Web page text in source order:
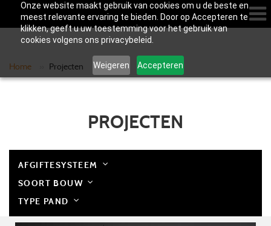
Onze website maakt gebruik van cookies om u de beste en
meest relevante ervaring te bieden. Door op Accepteren te
klikken, geeft u uw toestemming voor het gebruik van
cookies volgens ons privacybeleid.
Weigeren Accepteren
Home Projecten
PROJECTEN
AFGIFTESYSTEEM
SOORT BOUW
TYPE PAND